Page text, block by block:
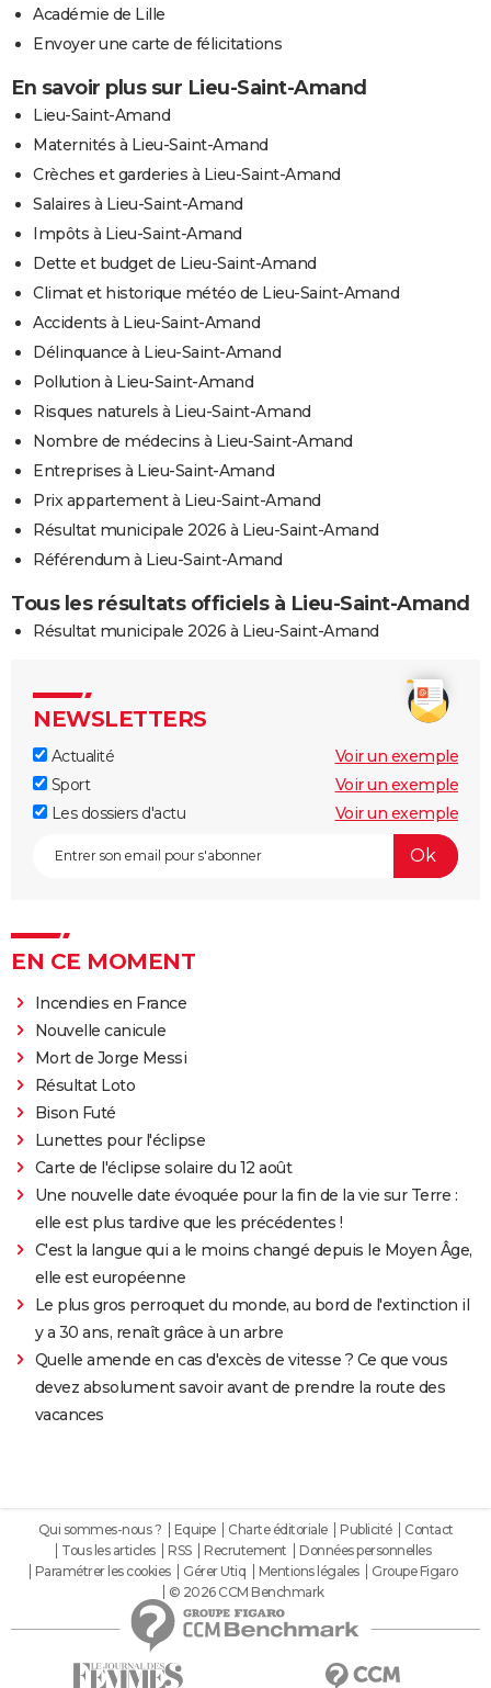
Académie de Lille
Envoyer une carte de félicitations
En savoir plus sur Lieu-Saint-Amand
Lieu-Saint-Amand
Maternités à Lieu-Saint-Amand
Crèches et garderies à Lieu-Saint-Amand
Salaires à Lieu-Saint-Amand
Impôts à Lieu-Saint-Amand
Dette et budget de Lieu-Saint-Amand
Climat et historique météo de Lieu-Saint-Amand
Accidents à Lieu-Saint-Amand
Délinquance à Lieu-Saint-Amand
Pollution à Lieu-Saint-Amand
Risques naturels à Lieu-Saint-Amand
Nombre de médecins à Lieu-Saint-Amand
Entreprises à Lieu-Saint-Amand
Prix appartement à Lieu-Saint-Amand
Résultat municipale 2026 à Lieu-Saint-Amand
Référendum à Lieu-Saint-Amand
Tous les résultats officiels à Lieu-Saint-Amand
Résultat municipale 2026 à Lieu-Saint-Amand
NEWSLETTERS
Actualité
Voir un exemple
Sport
Voir un exemple
Les dossiers d'actu
Voir un exemple
EN CE MOMENT
Incendies en France
Nouvelle canicule
Mort de Jorge Messi
Résultat Loto
Bison Futé
Lunettes pour l'éclipse
Carte de l'éclipse solaire du 12 août
Une nouvelle date évoquée pour la fin de la vie sur Terre :
elle est plus tardive que les précédentes !
C'est la langue qui a le moins changé depuis le Moyen Âge,
elle est européenne
Le plus gros perroquet du monde, au bord de l'extinction il
y a 30 ans, renaît grâce à un arbre
Quelle amende en cas d'excès de vitesse ? Ce que vous
devez absolument savoir avant de prendre la route des
vacances
Qui sommes-nous ? Equipe Charte éditoriale Publicité
Contact
Tous les articles
RSS Recrutement
Données personnelles
Paramétrer les cookies
Gérer Utiq Mentions légales
Groupe Figaro
© 2026 CCM Benchmark